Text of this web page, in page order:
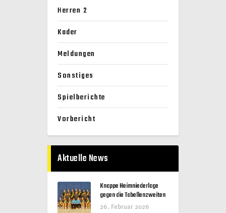
Herren 2
Kader
Meldungen
Sonstiges
Spielberichte
Vorbericht
Aktuelle News
Knappe Heimniederlage
gegen die Tabellenzweiten
26. Februar 2026